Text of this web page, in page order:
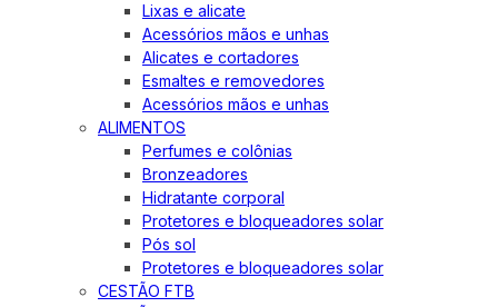
Lixas e alicate
Acessórios mãos e unhas
Alicates e cortadores
Esmaltes e removedores
Acessórios mãos e unhas
ALIMENTOS
Perfumes e colônias
Bronzeadores
Hidratante corporal
Protetores e bloqueadores solar
Pós sol
Protetores e bloqueadores solar
CESTÃO FTB